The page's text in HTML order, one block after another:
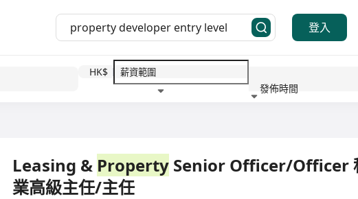
登入
HK$
發佈時間
Leasing & Property Senior Officer/Officer
業高級主任/主任